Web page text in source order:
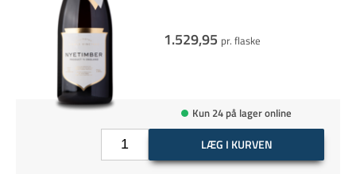
1.529,95 pr. flaske
Kun 24 på lager online
LÆG I KURVEN